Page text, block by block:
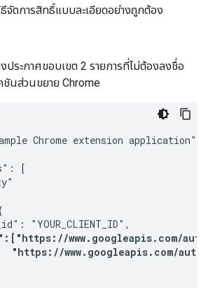
จัดการสิทธิ์แบบละเอียดอย่างถูกต้อง
ประกาศขอบเขต 2 รายการที่ไม่ต้องลงชื่อ
ชันส่วนขยาย Chrome
Chrome extension application",
[
"YOUR_CLIENT_ID",
www.googleapis.com/
"https://www.googleapis.com/